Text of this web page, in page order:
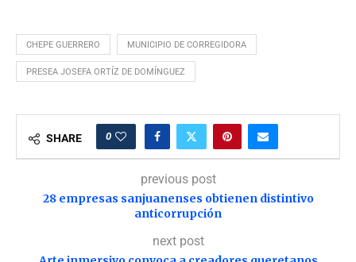
CHEPE GUERRERO MUNICIPIO DE CORREGIDORA
PRESEA JOSEFA ORTÍZ DE DOMÍNGUEZ
SHARE 0
previous post
28 empresas sanjuanenses obtienen distintivo
anticorrupción
next post